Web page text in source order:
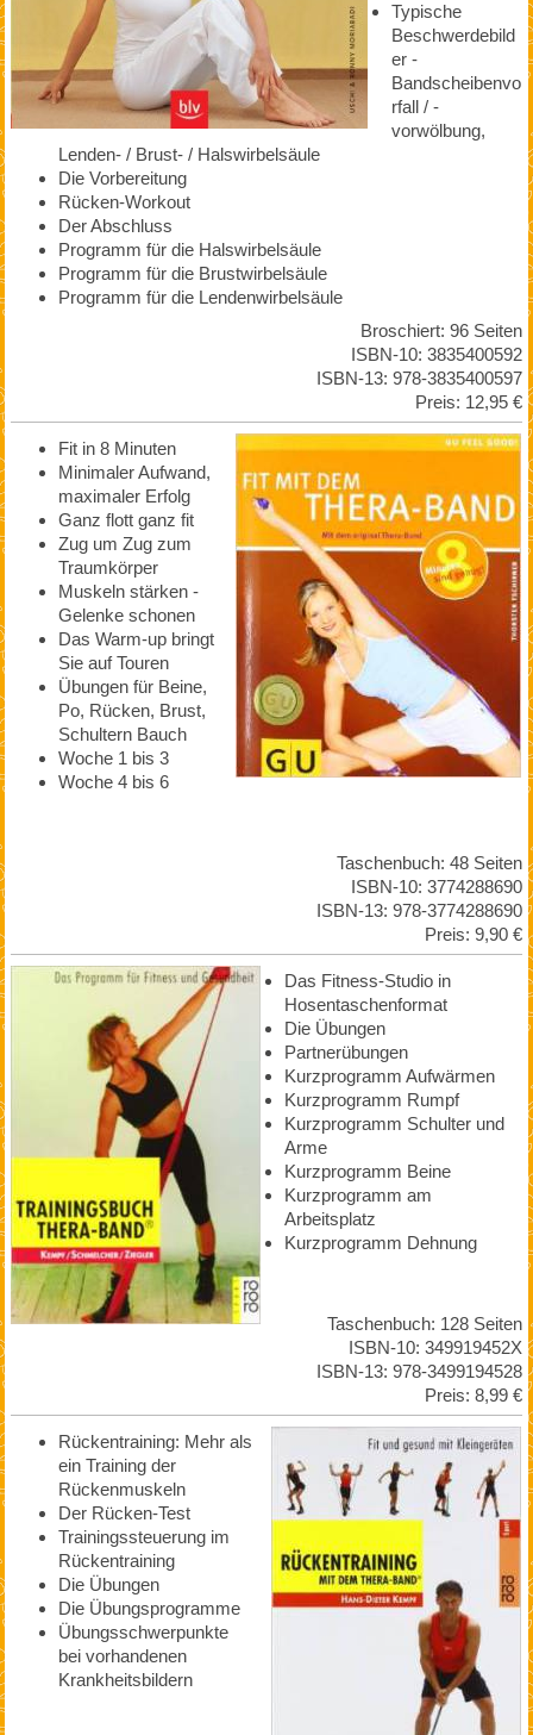
Typische
Beschwerdebild
er -
Bandscheibenvo
rfall / -
vorwölbung,
Lenden- / Brust- / Halswirbelsäule
Die Vorbereitung
Rücken-Workout
Der Abschluss
Programm für die Halswirbelsäule
Programm für die Brustwirbelsäule
Programm für die Lendenwirbelsäule
Broschiert: 96 Seiten
ISBN-10: 3835400592
ISBN-13: 978-3835400597
Preis: 12,95 €
Fit in 8 Minuten
Minimaler Aufwand,
maximaler Erfolg
Ganz flott ganz fit
Zug um Zug zum
Traumkörper
Muskeln stärken -
Gelenke schonen
Das Warm-up bringt
Sie auf Touren
Übungen für Beine,
Po, Rücken, Brust,
Schultern Bauch
Woche 1 bis 3
Woche 4 bis 6
Taschenbuch: 48 Seiten
ISBN-10: 3774288690
ISBN-13: 978-3774288690
Preis: 9,90 €
Das Fitness-Studio in
Hosentaschenformat
Die Übungen
Partnerübungen
Kurzprogramm Aufwärmen
Kurzprogramm Rumpf
Kurzprogramm Schulter und
Arme
Kurzprogramm Beine
Kurzprogramm am
Arbeitsplatz
Kurzprogramm Dehnung
Taschenbuch: 128 Seiten
ISBN-10: 349919452X
ISBN-13: 978-3499194528
Preis: 8,99 €
Rückentraining: Mehr als
ein Training der
Rückenmuskeln
Der Rücken-Test
Trainingssteuerung im
Rückentraining
Die Übungen
Die Übungsprogramme
Übungsschwerpunkte
bei vorhandenen
Krankheitsbildern